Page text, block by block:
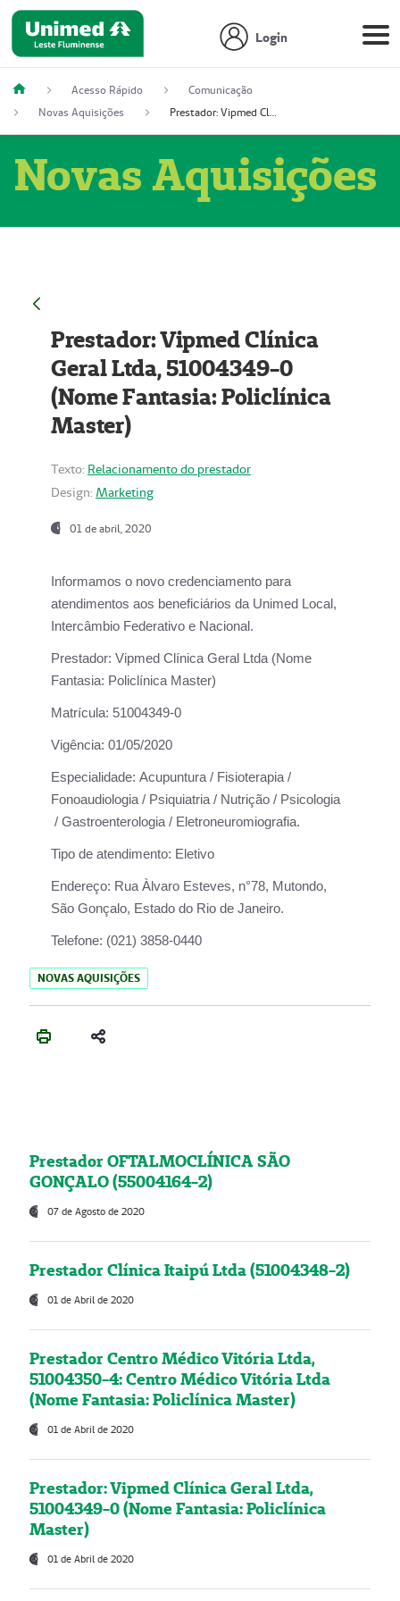
Login
Acesso Rápido
Comunicação
Novas Aquisições
Prestador: Vipmed Clínica Geral Ltda, 51004349-0 (Nome Fantasia: Policlínica Master)
Novas Aquisições
Prestador: Vipmed Clínica
Geral Ltda, 51004349-0
(Nome Fantasia: Policlínica
Master)
Texto: Relacionamento do prestador
Design: Marketing
01 de abril, 2020
Informamos o novo credenciamento para
atendimentos aos beneficiários da Unimed Local,
Intercâmbio Federativo e Nacional.
Prestador: Vipmed Clínica Geral Ltda (Nome
Fantasia: Policlínica Master)
Matrícula: 51004349-0
Vigência: 01/05/2020
Especialidade: Acupuntura / Fisioterapia /
Fonoaudiologia / Psiquiatria / Nutrição / Psicologia
/ Gastroenterologia / Eletroneuromiografia.
Tipo de atendimento: Eletivo
Endereço: Rua Àlvaro Esteves, n°78, Mutondo,
São Gonçalo, Estado do Rio de Janeiro.
Telefone: (021) 3858-0440
NOVAS AQUISIÇÕES
Prestador OFTALMOCLÍNICA SÃO
GONÇALO (55004164-2)
07 de Agosto de 2020
Prestador Clínica Itaipú Ltda (51004348-2)
01 de Abril de 2020
Prestador Centro Médico Vitória Ltda,
51004350-4: Centro Médico Vitória Ltda
(Nome Fantasia: Policlínica Master)
01 de Abril de 2020
Prestador: Vipmed Clínica Geral Ltda,
51004349-0 (Nome Fantasia: Policlínica
Master)
01 de Abril de 2020